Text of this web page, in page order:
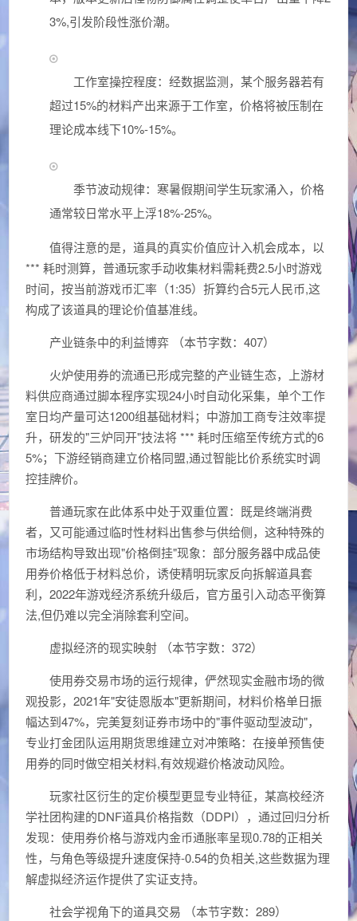
3%,引发阶段性涨价潮。
工作室操控程度：经数据监测，某个服务器若有
超过15%的材料产出来源于工作室，价格将被压制在
理论成本线下10%-15%。
季节波动规律：寒暑假期间学生玩家涌入，价格
通常较日常水平上浮18%-25%。
值得注意的是，道具的真实价值应计入机会成本，以
*** 耗时测算，普通玩家手动收集材料需耗费2.5小时游戏
时间，按当前游戏币汇率（1:35）折算约合5元人民币,这
构成了该道具的理论价值基准线。
产业链条中的利益博弈 （本节字数：407）
火炉使用券的流通已形成完整的产业链生态，上游材
料供应商通过脚本程序实现24小时自动化采集，单个工作
室日均产量可达1200组基础材料；中游加工商专注效率提
升，研发的"三炉同开"技法将 *** 耗时压缩至传统方式的6
5%；下游经销商建立价格同盟,通过智能比价系统实时调
控挂牌价。
普通玩家在此体系中处于双重位置：既是终端消费
者，又可能通过临时性材料出售参与供给侧，这种特殊的
市场结构导致出现"价格倒挂"现象：部分服务器中成品使
用券价格低于材料总价，诱使精明玩家反向拆解道具套
利，2022年游戏经济系统升级后，官方虽引入动态平衡算
法,但仍难以完全消除套利空间。
虚拟经济的现实映射 （本节字数：372）
使用券交易市场的运行规律，俨然现实金融市场的微
观投影，2021年"安徒恩版本"更新期间，材料价格单日振
幅达到47%，完美复刻证券市场中的"事件驱动型波动"，
专业打金团队运用期货思维建立对冲策略：在接单预售使
用券的同时做空相关材料,有效规避价格波动风险。
玩家社区衍生的定价模型更显专业特征，某高校经济
学社团构建的DNF道具价格指数（DDPI），通过回归分析
发现：使用券价格与游戏内金币通胀率呈现0.78的正相关
性，与角色等级提升速度保持-0.54的负相关,这些数据为理
解虚拟经济运作提供了实证支持。
社会学视角下的道具交易 （本节字数：289）